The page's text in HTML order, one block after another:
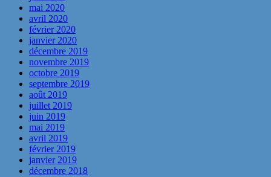
mai 2020
avril 2020
février 2020
janvier 2020
décembre 2019
novembre 2019
octobre 2019
septembre 2019
août 2019
juillet 2019
juin 2019
mai 2019
avril 2019
février 2019
janvier 2019
décembre 2018